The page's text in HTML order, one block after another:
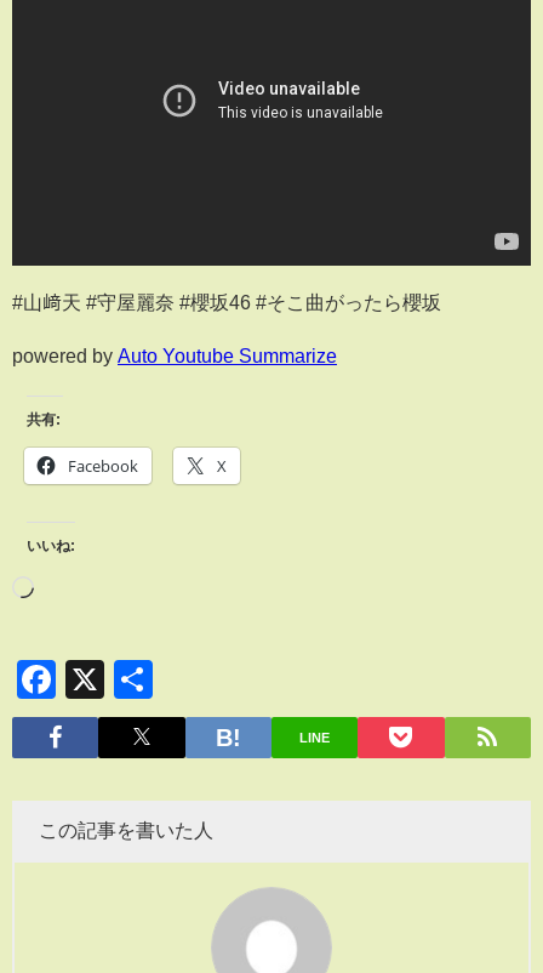
#山﨑天 #守屋麗奈 #櫻坂46 #そこ曲がったら櫻坂
powered by Auto Youtube Summarize
共有:
Facebook X
いいね:
Facebook
X
有
LINE
この記事を書いた人